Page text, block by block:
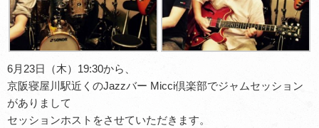
6月23日（木）19:30から、
京阪寝屋川駅近くのJazzバー Micci倶楽部でジャムセッション
がありまして
セッションホストをさせていただきます。